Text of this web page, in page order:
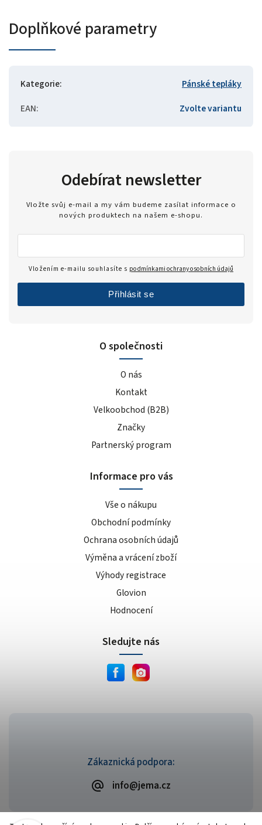
Doplňkové parametry
Kategorie:
Pánské tepláky
EAN: Zvolte variantu
Zákaznická podpora:
info@jema.cz
O společnosti
O nás
Kontakt
Velkoobchod (B2B)
Značky
Partnerský program
Informace pro vás
Vše o nákupu
Obchodní podmínky
Ochrana osobních údajů
Výměna a vrácení zboží
Výhody registrace
Glovion
Hodnocení
Odebírat newsletter
Vložte svůj e-mail a my vám budeme zasílat informace o
nových produktech na našem e-shopu.
Vložením e-mailu souhlasíte s podmínkami ochrany osobních údajů
Přihlásit se
Sledujte nás